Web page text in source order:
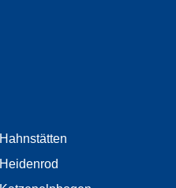
Hahnstätten
Heidenrod